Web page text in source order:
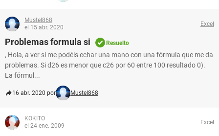
Mustel868
el 15 abr. 2020
Excel
Problemas formula si Resuelto
, Hola, a ver si me podéis echar una mano con una fórmula que me da
problemas. Si d26 es menor que c26 por 60 entre 100 resultado 0).
La fórmul...
16 abr. 2020 por Mustel868
KOKITO
el 24 ene. 2009
Excel